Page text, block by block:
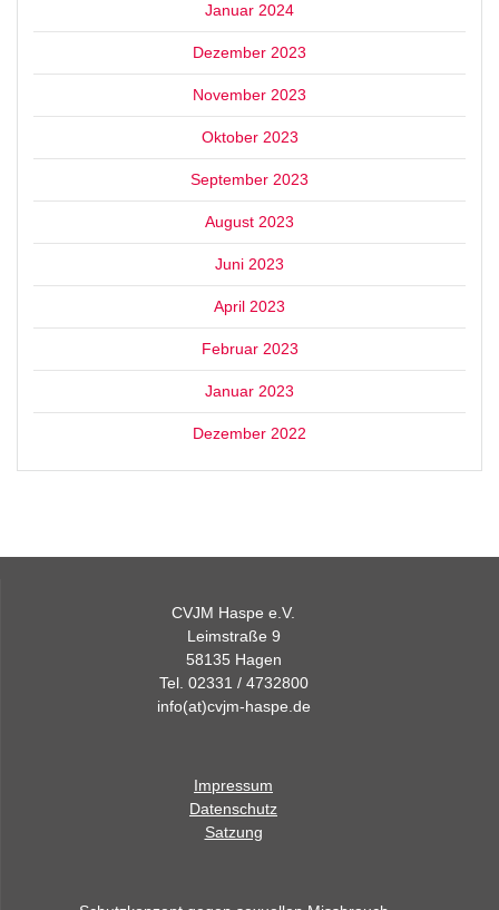
Januar 2024
Dezember 2023
November 2023
Oktober 2023
September 2023
August 2023
Juni 2023
April 2023
Februar 2023
Januar 2023
Dezember 2022
CVJM Haspe e.V.
Leimstraße 9
58135 Hagen
Tel. 02331 / 4732800
info(at)cvjm-haspe.de
Impressum
Datenschutz
Satzung